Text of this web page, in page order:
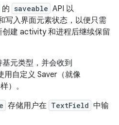
的 saveable API 以
写入界面元素状态，以便只需
建 activity 和进程后继续保留
元类型，并会收到
用自定义 Saver（就像
）。
存储用户在 TextField 中输